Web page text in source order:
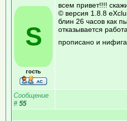
S
гость
всем привет!!!!
© версия 1.8.8
блин 26 часов как
отказывается
прописано и нифига
Сообщение
# 55